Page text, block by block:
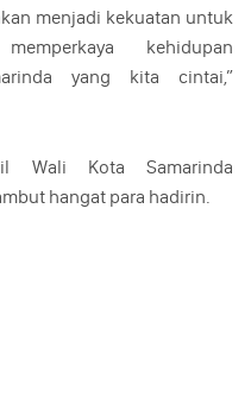
menjadi kekuatan untuk
kehidupan
yang kita cintai,”
Wali Kota Samarinda
hangat para hadirin.